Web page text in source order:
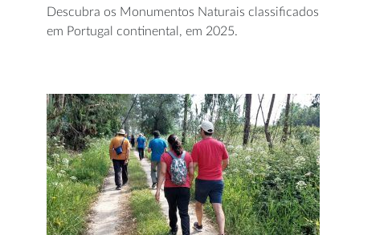
Descubra os Monumentos Naturais classificados
em Portugal continental, em 2025.